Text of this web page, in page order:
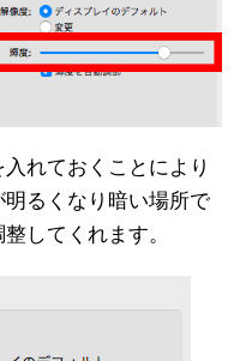
れておくことにより
るくなり暗い場所で
してくれます。